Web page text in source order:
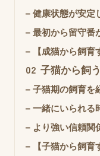
– 健康状態が安定
– 最初から留守番
–
【成猫から飼育
02 子猫から飼
– 子猫期の飼育を
– 一緒にいられる
– より強い信頼関
–
【子猫から飼育